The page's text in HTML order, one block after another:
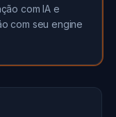
com IA e
com seu engine